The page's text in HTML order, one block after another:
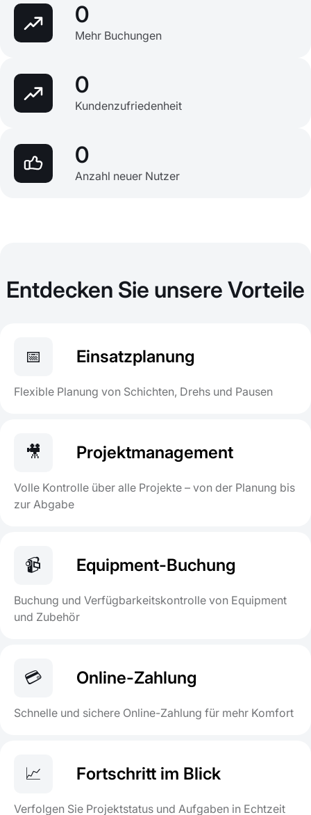
0
Mehr Buchungen
0
Kundenzufriedenheit
0
Anzahl neuer Nutzer
Entdecken Sie unsere Vorteile
📅 Einsatzplanung
Flexible Planung von Schichten, Drehs und Pausen
🎥 Projektmanagement
Volle Kontrolle über alle Projekte – von der Planung bis
zur Abgabe
📹 Equipment-Buchung
Buchung und Verfügbarkeitskontrolle von Equipment
und Zubehör
💳 Online-Zahlung
Schnelle und sichere Online-Zahlung für mehr Komfort
📈 Fortschritt im Blick
Verfolgen Sie Projektstatus und Aufgaben in Echtzeit